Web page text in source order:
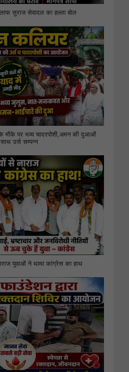
सुराज सेवादल का हल्ला बोल
के मौके पर भव्य चादरपोशी,अमन की दुआओं
उर्स सम्पन्न
युवाओं ने थामा कांग्रेस का हाथ